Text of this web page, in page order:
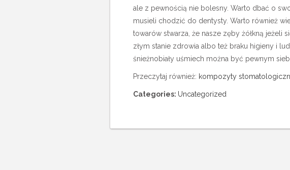
ale z pewnością nie bolesny. Warto dbać o
musieli chodzić do dentysty. Warto również
towarów stwarza, że nasze zęby żółkną jeżeli
złym stanie zdrowia albo też braku higieny i
śnieżnobiały uśmiech można być pewnym
Przeczytaj również: kompozyty
Categories: Uncategorized